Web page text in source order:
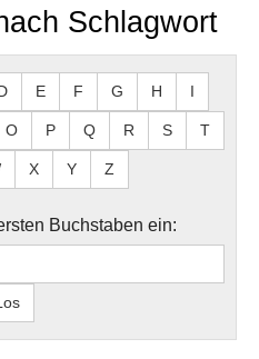
Schlagwort
E F G H I
O P Q R S T
X Y Z
Buchstaben ein: